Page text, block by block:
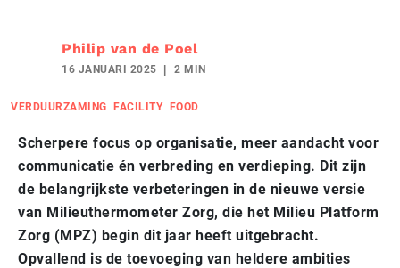
Philip van de Poel
16 JANUARI 2025 2 MIN
VERDUURZAMING FACILITY FOOD
Scherpere focus op organisatie, meer aandacht voor
communicatie én verbreding en verdieping. Dit zijn
de belangrijkste verbeteringen in de nieuwe versie
van Milieuthermometer Zorg, die het Milieu Platform
Zorg (MPZ) begin dit jaar heeft uitgebracht.
Opvallend is de toevoeging van heldere ambities